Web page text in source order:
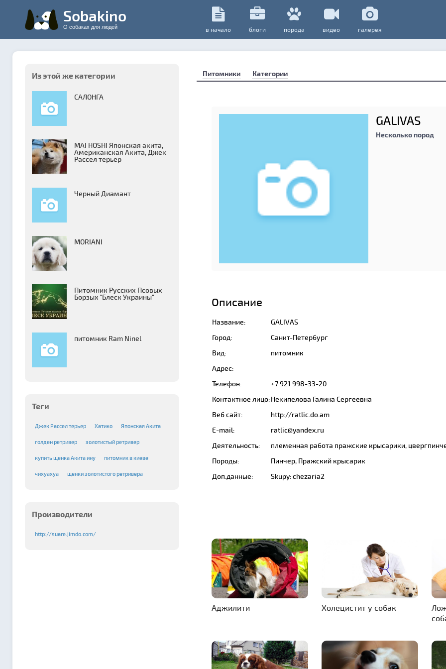
Sobakino
О собаках для людей в начало блоги порода видео галерея
Из этой же категории
САЛОНГА
MAI HOSHI Японская акита,
Американская Акита, Джек
Рассел терьер
Черный Диамант
MORIANI
Питомник Русских Псовых
Борзыx "Блеск Украины"
питомник Ram Ninel
Теги
Джек Рассел терьер Хатико Японская Акита
голден ретривер золотистый ретривер
купить щенка Акита ину питомник в киеве
чихуахуа щенки золотистого ретривера
Производители
http://suare.jimdo.com/
Питомники Категории
GALIVAS
Несколько пород
Описание
Название:
GALIVAS
Город:
Санкт-Петербург
Вид:
питомник
Адрес:
Телефон:
+7 921 998-33-20
Контактное лицо:Некипелова Галина Сергеевна
Веб сайт:
http://ratlic.do.am
E-mail:
ratlic@yandex.ru
Деятельность:
племенная работа пражские крысарики,
Породы:
Пинчер, Пражский крысарик
Доп.данные:
Skupy: chezaria2
Аджилити Холецистит у собак